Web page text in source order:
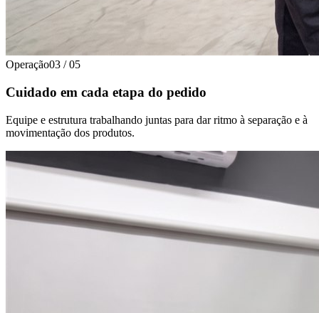
Operação03 / 05
Cuidado em cada etapa do pedido
Equipe e estrutura trabalhando juntas para dar ritmo à separação e à
movimentação dos produtos.